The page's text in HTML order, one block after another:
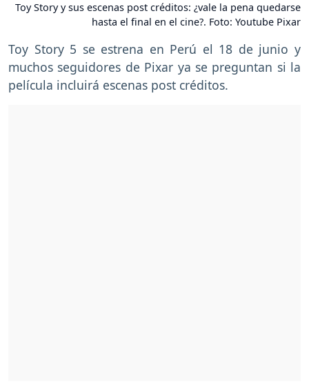
Toy Story y sus escenas post créditos: ¿vale la pena quedarse
hasta el final en el cine?. Foto: Youtube Pixar
Toy Story 5 se estrena en Perú el 18 de junio y
muchos seguidores de Pixar ya se preguntan si la
película incluirá escenas post créditos.